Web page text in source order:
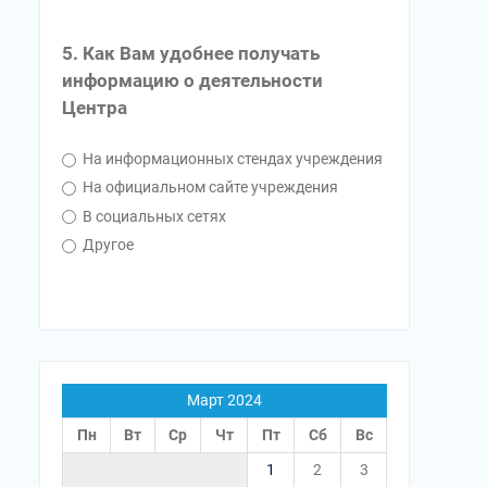
5. Как Вам удобнее получать
информацию о деятельности
Центра
На информационных стендах учреждения
На официальном сайте учреждения
В социальных сетях
Другое
Март 2024
Пн
Вт Ср Чт Пт Сб
Вс
1
2 3